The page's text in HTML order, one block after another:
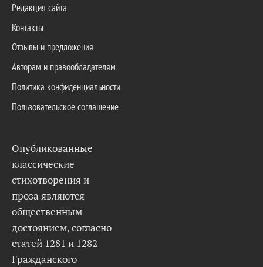
Редакция сайта
Контакты
Отзывы и предложения
Авторам и правообладателям
Политика конфиденциальности
Пользовательское соглашение
Опубликованные
классические
стихотворения и
проза являются
общественным
достоянием, согласно
статей 1281 и 1282
Гражданского